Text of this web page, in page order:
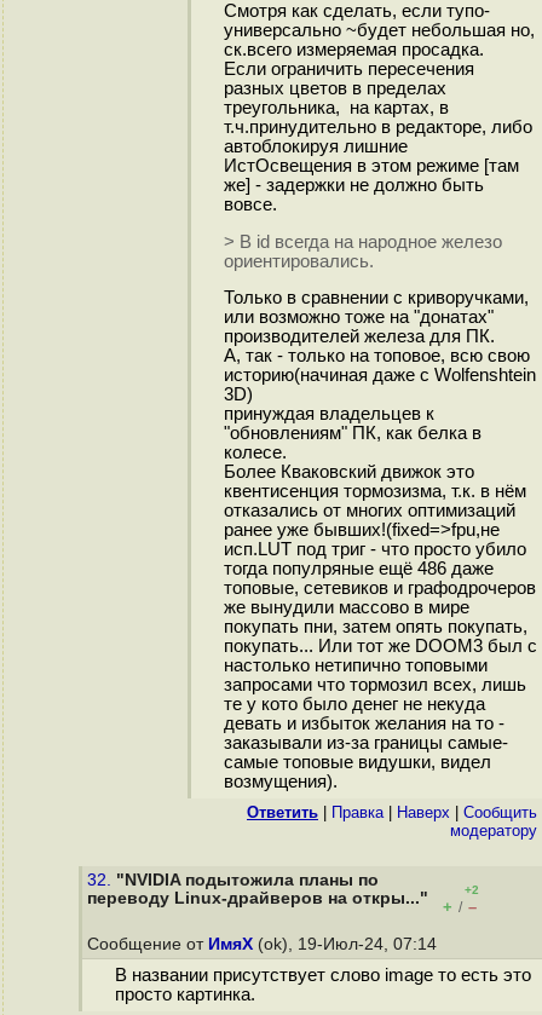
Смотря как сделать, если тупо-
универсально ~будет небольшая но,
ск.всего измеряемая просадка.
Если ограничить пересечения
разных цветов в пределах
треугольника, на картах, в
т.ч.принудительно в редакторе, либо
автоблокируя лишние
ИстОсвещения в этом режиме [там
же] - задержки не должно быть
вовсе.
> В id всегда на народное железо
ориентировались.
Только в сравнении с криворучками,
или возможно тоже на "донатах"
производителей железа для ПК.
А, так - только на топовое, всю свою
историю(начиная даже с Wolfenshtein
3D)
принуждая владельцев к
"обновлениям" ПК, как белка в
колесе.
Более Кваковский движок это
квентисенция тормозизма, т.к. в нём
отказались от многих оптимизаций
ранее уже бывших!(fixed=>fpu,не
исп.LUT под триг - что просто убило
тогда популряные ещё 486 даже
топовые, сетевиков и графодрочеров
же вынудили массово в мире
покупать пни, затем опять покупать,
покупать... Или тот же DOOM3 был с
настолько нетипично топовыми
запросами что тормозил всех, лишь
те у кото было денег не некуда
девать и избыток желания на то -
заказывали из-за границы самые-
самые топовые видушки, видел
возмущения).
Ответить Правка| Наверх
Cообщить
модератору
32. "NVIDIA подытожила планы по
переводу Linux-драйверов на откры..."
+2
+ / –
Сообщение от ИмяХ (ok), 19-Июл-24, 07:14
В названии присутствует слово image то есть это
просто картинка.